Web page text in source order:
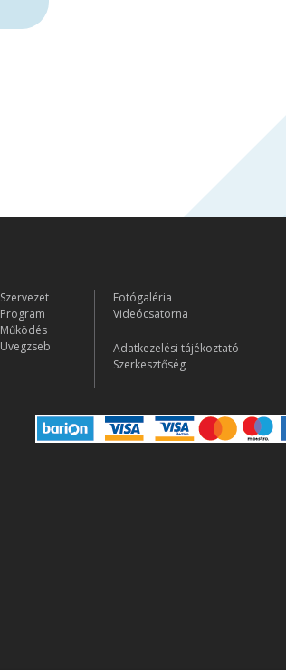
Szervezet
Program
Működés
Üvegzseb
Fotógaléria
Videócsatorna
Adatkezelési tájékoztató
Szerkesztőség